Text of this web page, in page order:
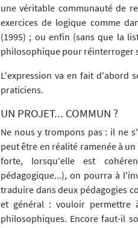
une véritable communauté de
exercices de logique comme
(1995) ; ou enfin (sans que la
philosophique pour réinterroger
L'expression va en fait d'abord
praticiens.
UN PROJET... COMMUN ?
Ne nous y trompons pas : il ne
peut être en réalité ramenée à
forte, lorsqu'elle est
pédagogique...), on pourra à
traduire dans deux pédagogies
et général : vouloir permettre
philosophiques. Encore faut-il